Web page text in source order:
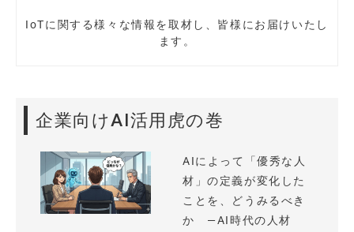
IoTに関する様々な情報を取材し、皆様にお届けいたし
ます。
企業向けAI活用虎の巻
AIによって「優秀な人
材」の定義が変化した
ことを、どうみるべき
か —AI時代の人材